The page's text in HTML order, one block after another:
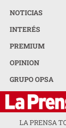
NOTICIAS
INTERÉS
PREMIUM
OPINION
GRUPO OPSA
LA PRENSA